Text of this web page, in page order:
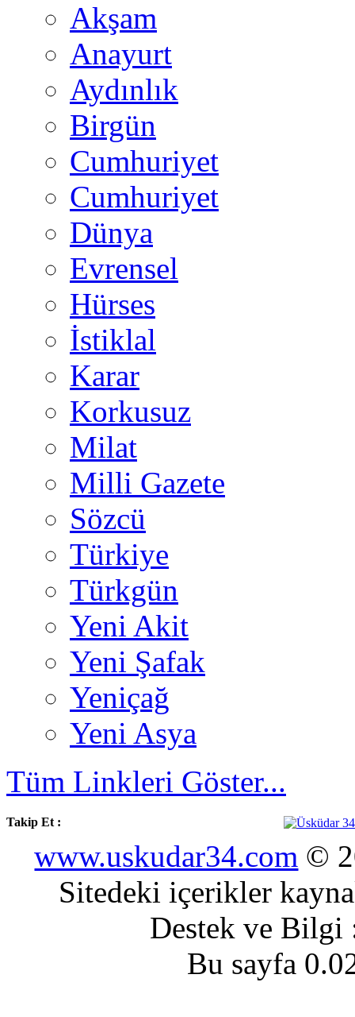
Akşam
Anayurt
Aydınlık
Birgün
Cumhuriyet
Cumhuriyet
Dünya
Evrensel
Hürses
İstiklal
Karar
Korkusuz
Milat
Milli Gazete
Sözcü
Türkiye
Türkgün
Yeni Akit
Yeni Şafak
Yeniçağ
Yeni Asya
Tüm Linkleri Göster...
Takip Et :
www.uskudar34.com ©
Sitedeki içerikler
Destek ve
Bu sayfa